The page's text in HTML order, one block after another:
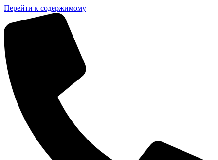
Перейти к содержимому